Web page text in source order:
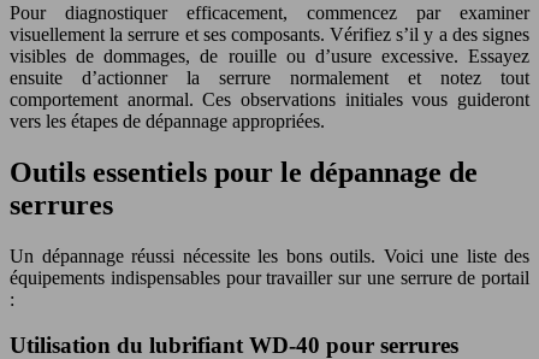
Pour diagnostiquer efficacement, commencez par examiner
visuellement la serrure et ses composants. Vérifiez s’il y a des signes
visibles de dommages, de rouille ou d’usure excessive. Essayez
ensuite d’actionner la serrure normalement et notez tout
comportement anormal. Ces observations initiales vous guideront
vers les étapes de dépannage appropriées.
Outils essentiels pour le dépannage de
serrures
Un dépannage réussi nécessite les bons outils. Voici une liste des
équipements indispensables pour travailler sur une serrure de portail
:
Utilisation du lubrifiant WD-40 pour serrures